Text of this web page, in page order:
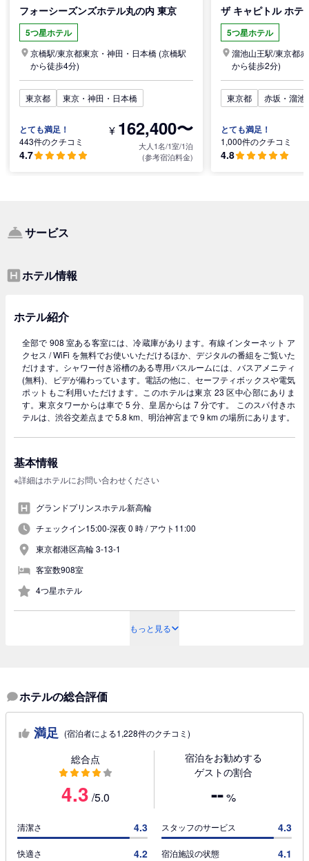
フォーシーズンズホテル丸の内 東京
5つ星ホテル
京橋駅/東京都東京・神田・日本橋 (京橋駅
から徒歩4分)
東京都 東京・神田・日本橋
とても満足！
443件のクチコミ
4.7
¥ 162,400〜
大人1名/1室/1泊
(参考宿泊料金)
ザ キャピトル ホテ
5つ星ホテル
溜池山王駅/東京都
から徒歩2分)
東京都 赤坂・溜池
とても満足！
1,000件のクチコミ
4.8
サービス
ホテル情報
ホテル紹介
全部で 908 室ある客室には、冷蔵庫があります。有線インターネット ア
クセス / WiFi を無料でお使いいただけるほか、デジタルの番組をご覧いた
だけます。シャワー付き浴槽のある専用バスルームには、バスアメニティ
(無料)、ビデが備わっています。電話の他に、セーフティボックスや電気
ポットもご利用いただけます。このホテルは東京 23 区中心部にありま
す。東京タワーからは車で 5 分、皇居からは 7 分です。 このスパ付きホ
テルは、渋谷交差点まで 5.8 km、明治神宮まで 9 km の場所にあります。
基本情報
※詳細はホテルにお問い合わせください
グランドプリンスホテル新高輪
チェックイン15:00-深夜 0 時 /アウト11:00
東京都港区高輪 3-13-1
客室数908室
4つ星ホテル
もっと見る
ホテルの総合評価
満足 (宿泊者による1,228件のクチコミ)
総合点
4.3 /5.0
宿泊をお勧めする
ゲストの割合
--%
清潔さ 4.3 スタッフのサービス 4.3
快適さ 4.2 宿泊施設の状態 4.1